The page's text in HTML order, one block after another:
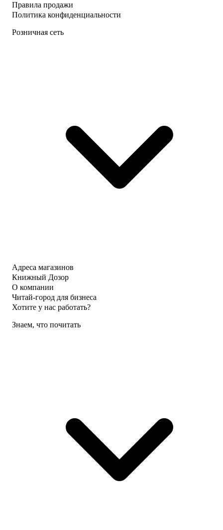
Правила продажи
Политика конфиденциальности
Розничная сеть
Адреса магазинов
Книжный Дозор
О компании
Читай-город для бизнеса
Хотите у нас работать?
Знаем, что почитать